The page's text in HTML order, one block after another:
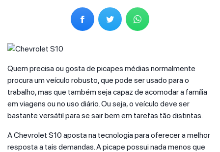
Quem precisa ou gosta de picapes médias normalmente
procura um veículo robusto, que pode ser usado para o
trabalho, mas que também seja capaz de acomodar a família
em viagens ou no uso diário. Ou seja, o veículo deve ser
bastante versátil para se sair bem em tarefas tão distintas.
A Chevrolet S10 aposta na tecnologia para oferecer a melhor
resposta a tais demandas. A picape possui nada menos que